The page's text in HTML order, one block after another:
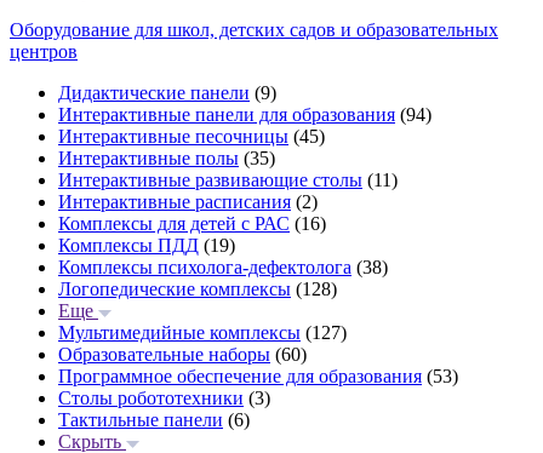
Оборудование для школ, детских садов и образовательных
центров
Дидактические панели (9)
Интерактивные панели для образования (94)
Интерактивные песочницы (45)
Интерактивные полы (35)
Интерактивные развивающие столы (11)
Интерактивные расписания (2)
Комплексы для детей с РАС (16)
Комплексы ПДД (19)
Комплексы психолога-дефектолога (38)
Логопедические комплексы (128)
Еще
Мультимедийные комплексы (127)
Образовательные наборы (60)
Программное обеспечение для образования (53)
Столы робототехники (3)
Тактильные панели (6)
Скрыть